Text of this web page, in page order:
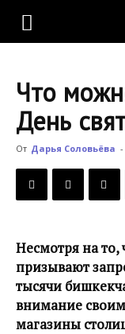
KLOOP.KG
Новости
Что
День
От Дарья Соловьёва -
Несмотря на то,
призывают
тысячи
внимание
магазины